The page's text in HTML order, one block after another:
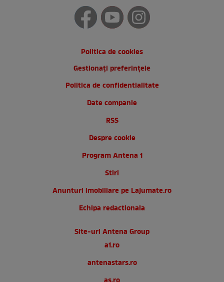
Politica de cookies
Gestionați preferințele
Politica de confidentialitate
Date companie
RSS
Despre cookie
Program Antena 1
Stiri
Anunturi imobiliare pe Lajumate.ro
Echipa redactionala
Site-uri Antena Group
a1.ro
antenastars.ro